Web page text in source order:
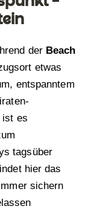
der Beach
etwas
entspanntem
ist es
tagsüber
hier das
sichern